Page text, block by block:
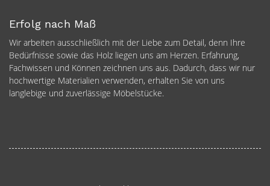
Erfolg nach Maß
Wir arbeiten ausschließlich mit der Liebe zum Detail, denn Ihre
Bedürfnisse sowie das Holz liegen uns am Herzen. Erfahrung,
Fachwissen und Können zeichnen uns aus. Dadurch, dass wir nur
hochwertige Materialien verwenden, erhalten Sie von uns
langlebige und zuverlässige Möbelstücke.